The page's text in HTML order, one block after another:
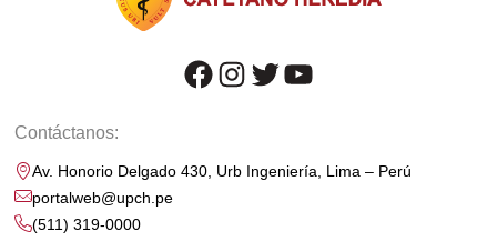
facebook instagram twitter youtube
Contáctanos:
Av. Honorio Delgado 430, Urb Ingeniería, Lima – Perú
portalweb@upch.pe
(511) 319-0000